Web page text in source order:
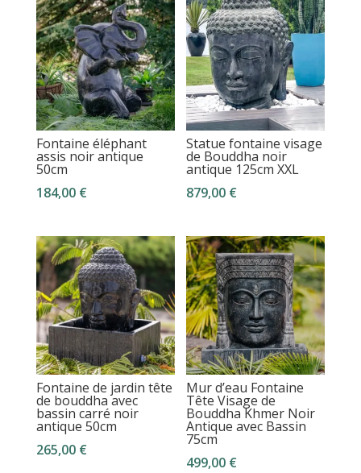
Fontaine éléphant
assis noir antique
50cm
184,00 €
Statue fontaine visage
de Bouddha noir
antique 125cm XXL
879,00 €
Fontaine de jardin tête
de bouddha avec
bassin carré noir
antique 50cm
265,00 €
Mur d’eau Fontaine
Tête Visage de
Bouddha Khmer Noir
Antique avec Bassin
75cm
499,00 €